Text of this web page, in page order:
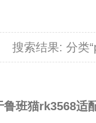
搜索结果: 分类
鲁班猫rk3568适